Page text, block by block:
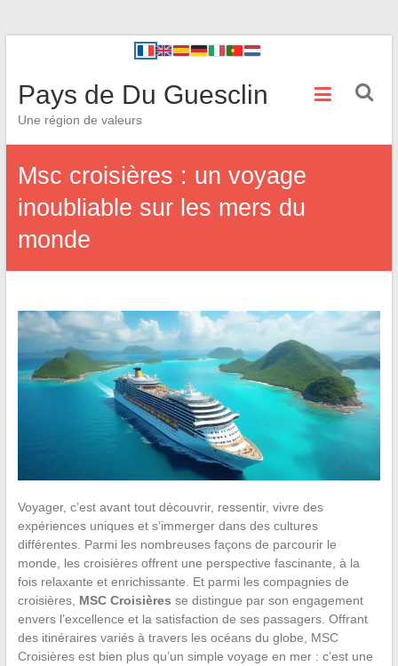
Pays de Du Guesclin
Une région de valeurs
Msc croisières : un voyage
inoubliable sur les mers du
monde
Voyager, c’est avant tout découvrir, ressentir, vivre des
expériences uniques et s’immerger dans des cultures
différentes. Parmi les nombreuses façons de parcourir le
monde, les croisières offrent une perspective fascinante, à la
fois relaxante et enrichissante. Et parmi les compagnies de
croisières, MSC Croisières se distingue par son engagement
envers l’excellence et la satisfaction de ses passagers. Offrant
des itinéraires variés à travers les océans du globe, MSC
Croisières est bien plus qu’un simple voyage en mer : c’est une